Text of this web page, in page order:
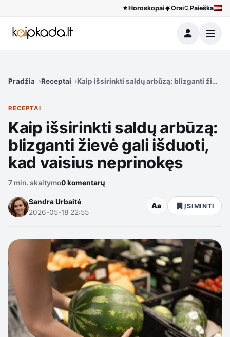
Horoskopai Orai Paieška
Meniu
Pradžia Receptai Kaip išsirinkti saldų arbūzą: blizganti žievė
RECEPTAI
Kaip išsirinkti saldų arbūzą:
blizganti žievė gali išduoti,
kad vaisius neprinokęs
7 min. skaitymo0 komentarų
Sandra Urbaitė
2026-05-18 22:55
Aa ĮSIMINTI